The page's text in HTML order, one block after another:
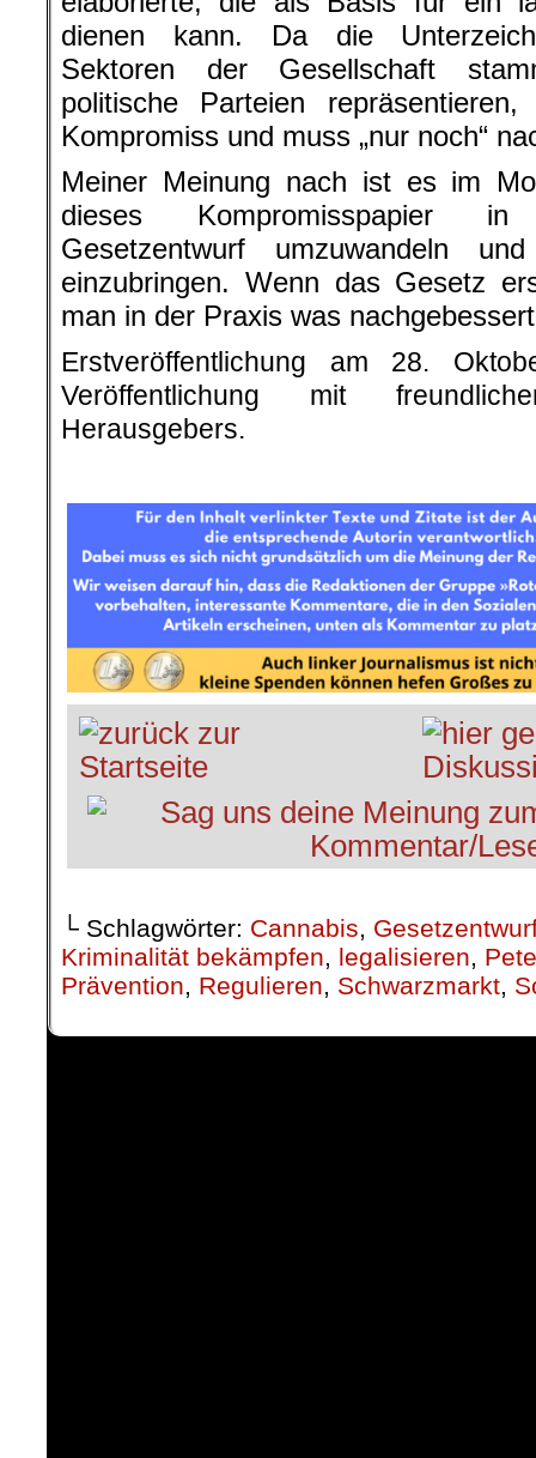
dienen kann. Da die
Sektoren der Gesellschaft
politische Parteien
Kompromiss und muss „nur noch“
Meiner Meinung nach ist es im
dieses Kompromisspapier
Gesetzentwurf umzuwandeln
einzubringen. Wenn das Gesetz
man in der Praxis was
Erstveröffentlichung am 28.
Veröffentlichung mit
Herausgebers.
└ Schlagwörter: Cannabis,
Kriminalität bekämpfen, legalisieren,
Prävention, Regulieren, Schwarzmarkt,